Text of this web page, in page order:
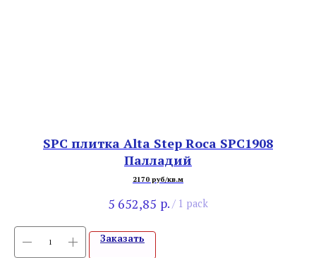
SPC плитка Alta Step Roca SPC1908
Палладий
2170 руб/кв.м
5 652,85 р. / 1 pack
Заказать